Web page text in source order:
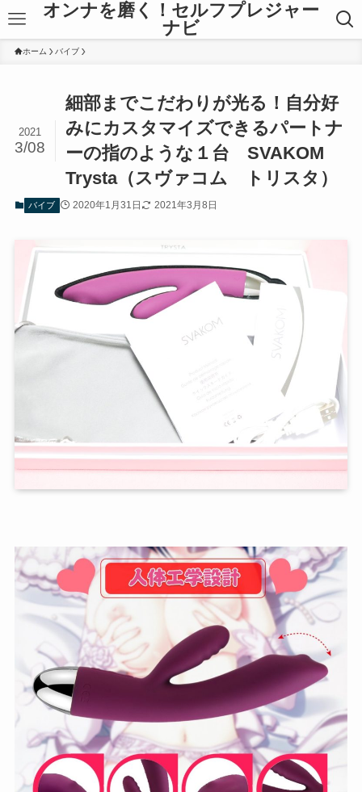
オンナを磨く！セルフプレジャー
ナビ
ホーム バイブ
細部までこだわりが光る！自分好
みにカスタマイズできるパートナ
ーの指のような１台 SVAKOM
Trysta（スヴァコム トリスタ）
2021
3/08
バイブ 2020年1月31日 2021年3月8日